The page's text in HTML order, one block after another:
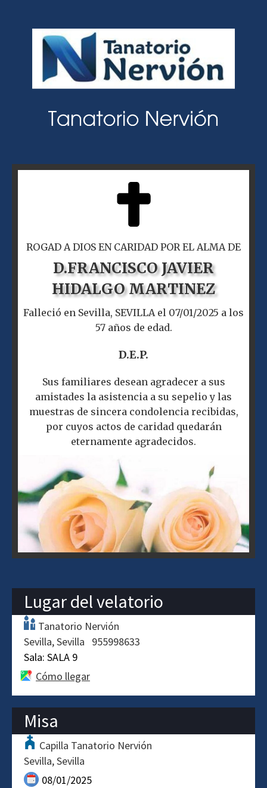
ROGAD A DIOS EN CARIDAD POR EL ALMA DE
D.FRANCISCO JAVIER
HIDALGO MARTINEZ
Falleció en Sevilla, SEVILLA el 07/01/2025 a los
57 años de edad.
D.E.P.
Sus familiares desean agradecer a sus
amistades la asistencia a su sepelio y las
muestras de sincera condolencia recibidas,
por cuyos actos de caridad quedarán
eternamente agradecidos.
Lugar del velatorio
Tanatorio Nervión
Sevilla Sevilla
955998633
Sala: SALA 9
Cómo llegar
Misa
Capilla Tanatorio Nervión
Sevilla Sevilla
08/01/2025